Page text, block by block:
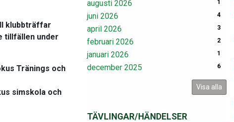
augusti 2026 1
juni 2026 4
april 2026 3
februari 2026 2
januari 2026 1
december 2025 6
Visa alla
TÄVLINGAR/HÄNDELSER
klubbträffar
tillfällen under
Tränings och
simskola och